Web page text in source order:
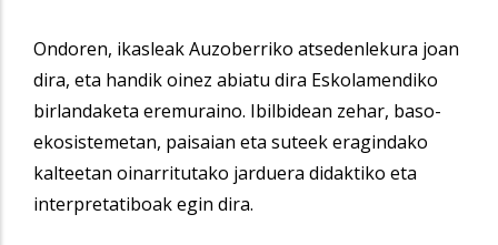
Ondoren, ikasleak Auzoberriko atsedenlekura joan
dira, eta handik oinez abiatu dira Eskolamendiko
birlandaketa eremuraino. Ibilbidean zehar, baso-
ekosistemetan, paisaian eta suteek eragindako
kalteetan oinarritutako jarduera didaktiko eta
interpretatiboak egin dira.